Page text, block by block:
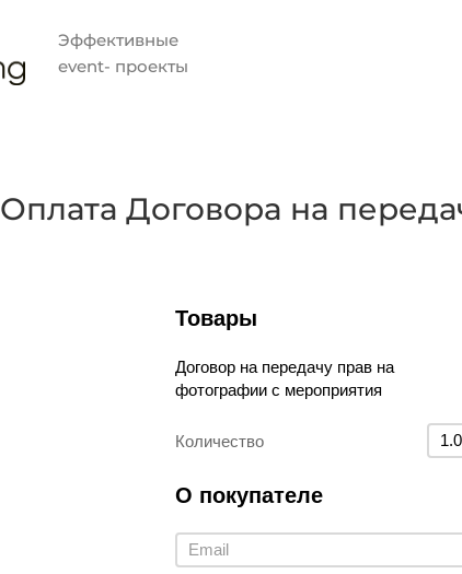
Эффективные
event- проекты
Оплата Договора на
Товары
Договор на передачу прав на
фотографии с мероприятия
Количество
О покупателе